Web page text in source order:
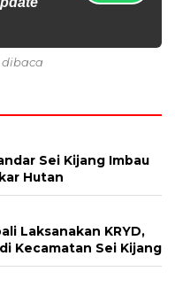
dibaca
Sei Kijang Imbau
Hutan
Laksanakan KRYD,
Kecamatan Sei Kijang